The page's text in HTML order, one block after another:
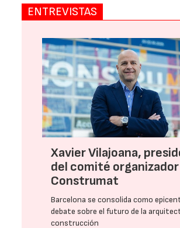
ENTREVISTAS
Xavier Vilajoana,
del comité
Construmat
Barcelona se consolida como
debate sobre el futuro de la
construcción